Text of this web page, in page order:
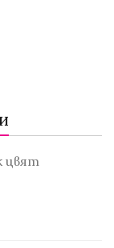
цвят